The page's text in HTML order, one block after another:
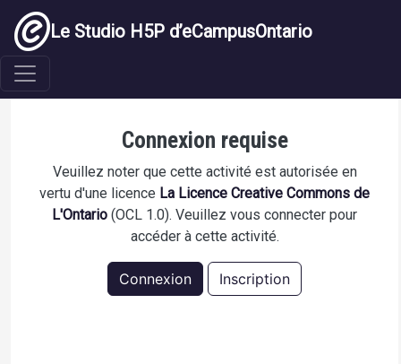
Aller au contenu principal
Le Studio H5P d’eCampusOntario
Connexion requise
Veuillez noter que cette activité est autorisée en
vertu d'une licence La Licence Creative Commons de
L'Ontario (OCL 1.0). Veuillez vous connecter pour
accéder à cette activité.
Connexion Inscription
Mental Wellness and Physical Activities